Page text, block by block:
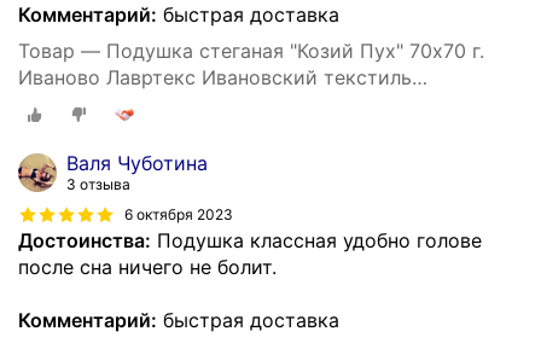
Комментарий: быстрая доставка
Товар — Подушка стеганая "Козий Пух" 70х70 г.
Иваново Лавртекс Ивановский текстиль
(микрофайбер) ультра-степ
Валя Чуботина
3 отзыва
6 октября 2023
Достоинства: Подушка классная удобно голове
после сна ничего не болит.
Комментарий: быстрая доставка